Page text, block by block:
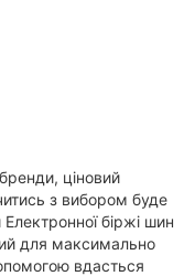
ціновий
з вибором буде
біржі шин
для максимально
вдасться